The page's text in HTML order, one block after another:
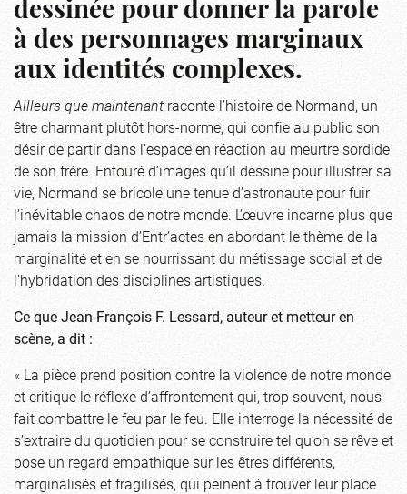
dessinée pour donner la parole
à des personnages marginaux
aux identités complexes.
Ailleurs que maintenantraconte l’histoire de Normand, un
être charmant plutôt hors-norme, qui confie au public son
désir de partir dans l’espace en réaction au meurtre sordide
de son frère. Entouré d’images qu’il dessine pour illustrer sa
vie, Normand se bricole une tenue d’astronaute pour fuir
l’inévitable chaos de notre monde. L’œuvre incarne plus que
jamais la mission d’Entr’actes en abordant le thème de la
marginalité et en se nourrissant du métissage social et de
l’hybridation des disciplines artistiques.
Ce que Jean-François F. Lessard, auteur et metteur en
scène, a dit :
« La pièce prend position contre la violence de notre monde
et critique le réflexe d’affrontement qui, trop souvent, nous
fait combattre le feu par le feu. Elle interroge la nécessité de
s’extraire du quotidien pour se construire tel qu’on se rêve et
pose un regard empathique sur les êtres différents,
marginalisés et fragilisés, qui peinent à trouver leur place